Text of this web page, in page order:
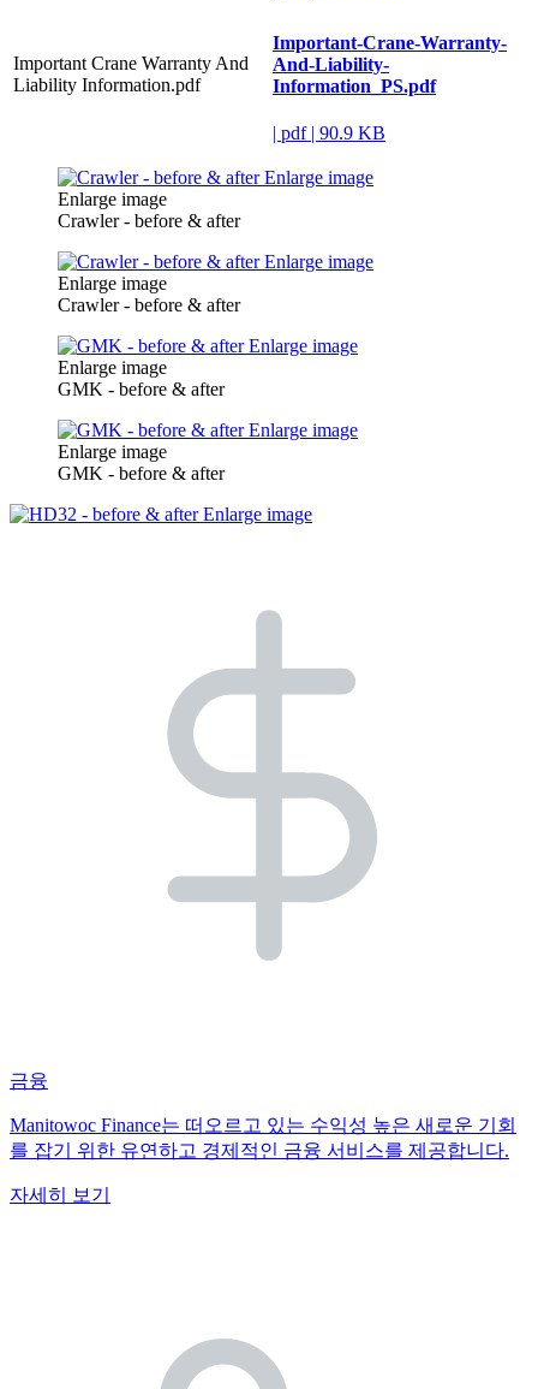
Important Crane Warranty And
Liability Information.pdf
Important-Crane-Warranty-
And-Liability-
Information_PS.pdf
| pdf | 90.9 KB
Enlarge image
Enlarge image
Crawler - before & after
Enlarge image
Enlarge image
Crawler - before & after
Enlarge image
Enlarge image
GMK - before & after
Enlarge image
Enlarge image
GMK - before & after
Enlarge image
금융
Manitowoc Finance는 떠오르고 있는 수익성 높은 새로운 기회
를 잡기 위한 유연하고 경제적인 금융 서비스를 제공합니다.
자세히 보기